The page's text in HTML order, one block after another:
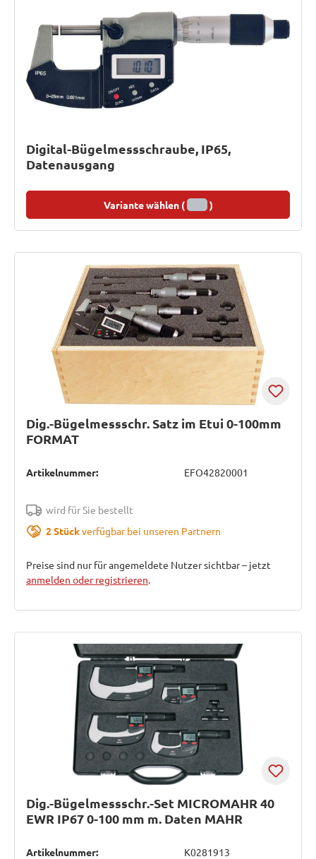
Digital-Bügelmessschraube, IP65,
Datenausgang
Variante wählen ( )
Dig.-Bügelmessschr. Satz im Etui 0-100mm
FORMAT
Artikelnummer: EFO42820001
wird für Sie bestellt
2 Stückverfügbar bei unseren Partnern
Preise sind nur für angemeldete Nutzer sichtbar – jetzt
anmelden oder registrieren.
Dig.-Bügelmessschr.-Set MICROMAHR 40
EWR IP67 0-100 mm m. Daten MAHR
Artikelnummer: K0281913